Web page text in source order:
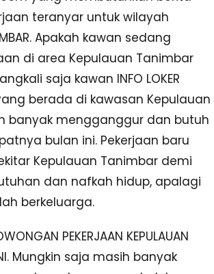
teranyar untuk wilayah
Apakah kawan sedang
di area Kepulauan Tanimbar
saja kawan INFO LOKER
yang berada di kawasan Kepulauan
banyak mengganggur dan butuh
bulan ini. Pekerjaan baru
Kepulauan Tanimbar demi
dan nafkah hidup, apalagi
berkeluarga.
PEKERJAAN KEPULAUAN
Mungkin saja masih banyak